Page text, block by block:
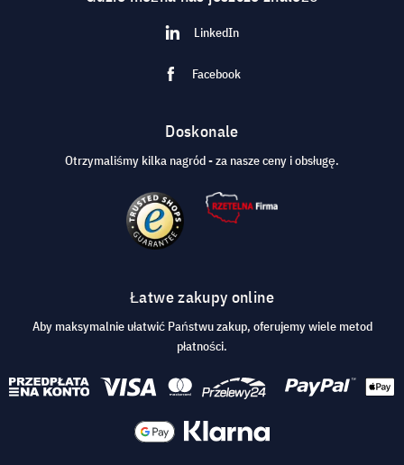
LinkedIn
Facebook
Doskonale
Otrzymaliśmy kilka nagród - za nasze ceny i obsługę.
Łatwe zakupy online
Aby maksymalnie ułatwić Państwu zakup, oferujemy wiele metod
płatności.